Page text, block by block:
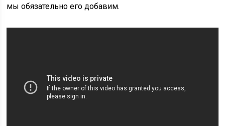
мы обязательно его добавим.